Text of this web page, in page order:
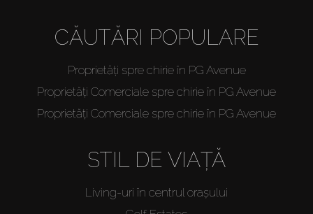
CĂUTĂRI POPULARE
Proprietăți spre chirie în PG Avenue
Proprietăți Comerciale spre chirie în PG Avenue
Proprietăți Comerciale spre chirie în PG Avenue
STIL DE VIAȚĂ
Living-uri în centrul orașului